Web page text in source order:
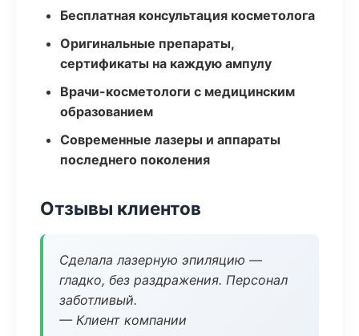
Бесплатная консультация косметолога
Оригинальные препараты,
сертификаты на каждую ампулу
Врачи-косметологи с медицинским
образованием
Современные лазеры и аппараты
последнего поколения
Отзывы клиентов
Сделала лазерную эпиляцию —
гладко, без раздражения. Персонал
заботливый.
— Клиент компании